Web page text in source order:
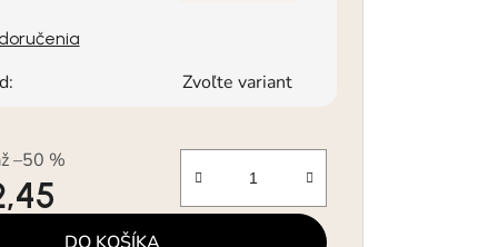
Zvoľte variant
–50 %